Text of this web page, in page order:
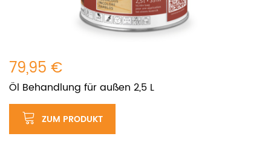
79,95 €
Öl Behandlung für außen 2,5 L
ZUM PRODUKT